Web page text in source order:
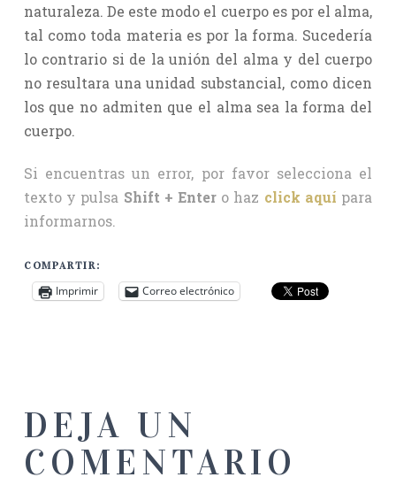
naturaleza. De este modo el cuerpo es por el alma,
tal como toda materia es por la forma. Sucedería
lo contrario si de la unión del alma y del cuerpo
no resultara una unidad substancial, como dicen
los que no admiten que el alma sea la forma del
cuerpo.
Si encuentras un error, por favor selecciona el
texto y pulsa Shift + Enter o haz click aquí para
informarnos.
COMPARTIR:
Imprimir Correo electrónico
DEJA UN
COMENTARIO